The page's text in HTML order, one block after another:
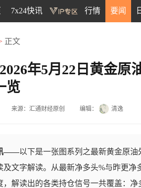
7x24快讯 行情 要闻
正文
年5月22日黄金原
览
来源：汇通财经原创 编辑： 清逸
——以下是一张图系列之最新黄金原
及文字解读。从最新净多头%与昨更
，解读出的各类持仓信号一共覆盖：